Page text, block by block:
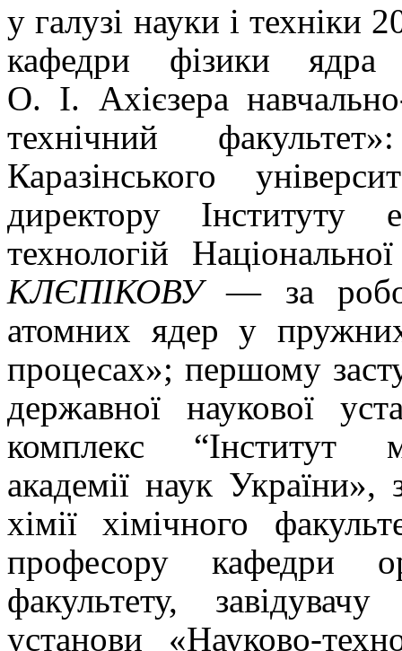
у галузі науки і техніки
кафедри фізики
О. І. Ахієзера
технічний
Каразінського
директору Інституту
технологій
КЛЄПІКОВУ— за
атомних ядер у
процесах»; першому
державної наукової
комплекс “Інститут
академії наук України»,
хімії хімічного
професору кафедри
факультету,
установи «Науково-